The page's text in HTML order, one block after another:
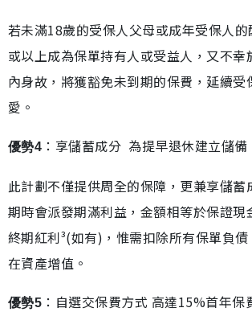
若未滿18歲的受保人父母或成年受保人
或以上成為保單持有人或受益人，又不幸
內身故，將獲豁免未到期的保費，延續受
愛。
優勢4 ：享儲蓄成分 為提早退休建立儲備
此計劃不僅提供周全的保障，更兼享儲蓄
期時會派發期滿利益，金額相等於保證現
終期紅利³(如有)，惟需扣除所有保單負
在資產增值。
優勢5 ：自選交保費方式 高達15%首年保